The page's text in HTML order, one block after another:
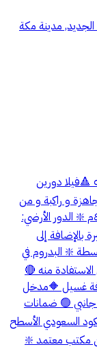
مدينة مكة
❇️ المطلوب: ٩٥٠ الف 📍 فيلا مودرن في ولي العهد ٥ 🔺فيلا دورين
٥ 🔺 ديكورات جاهزة و راكبة و من
أعلى طراز 🔺المساحة: ٢٢٨ م 🔺 مساحة البناء: ٤٨٠م ❇️ الدور الأرضي:
إلى
+ صالة متوسطة ❇️ البدروم في
منه 🔴
غرفة غسيل 🔶مدخل
🟢 ضمانات
السعودي الأسطح
مكتب معتمد ❇️